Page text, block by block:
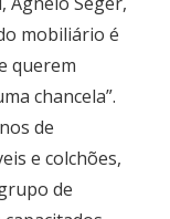
mobiliário é
querem
chancela”.
de
e colchões,
de